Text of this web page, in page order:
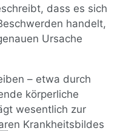
dass es sich
handelt,
Ursache
– etwa durch
körperliche
wesentlich zur
en Krankheitsbildes